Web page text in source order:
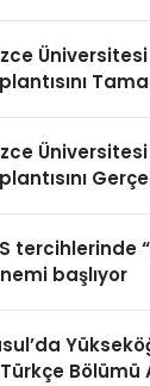
tercihlerinde
başlıyor
Bölümü